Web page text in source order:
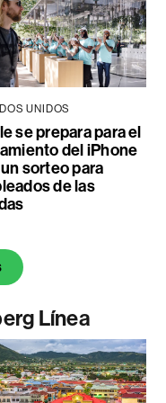
UNIDOS
se prepara para el
del iPhone
sorteo para
de las
Línea